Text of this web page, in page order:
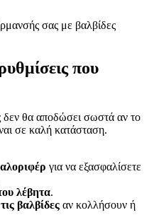
σας με βαλβίδες
που
δεν θα αποδώσει σωστά αν το
σε καλή κατάσταση.
για να εξασφαλίσετε
λέβητα.
βαλβίδες αν κολλήσουν ή